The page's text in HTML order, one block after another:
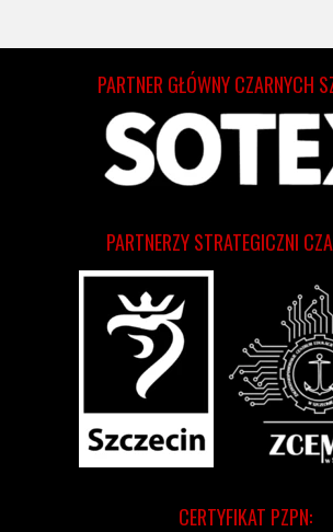
CERTYFIKAT PZPN:
PARTNERZY STRATEGICZNI
PARTNER GŁÓWNY CZARNYCH